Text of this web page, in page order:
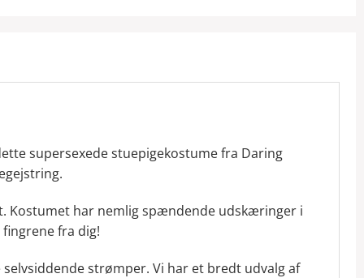
supersexede stuepigekostume fra Daring
Kostumet har nemlig spændende udskæringer i
fra dig!
strømper. Vi har et bredt udvalg af